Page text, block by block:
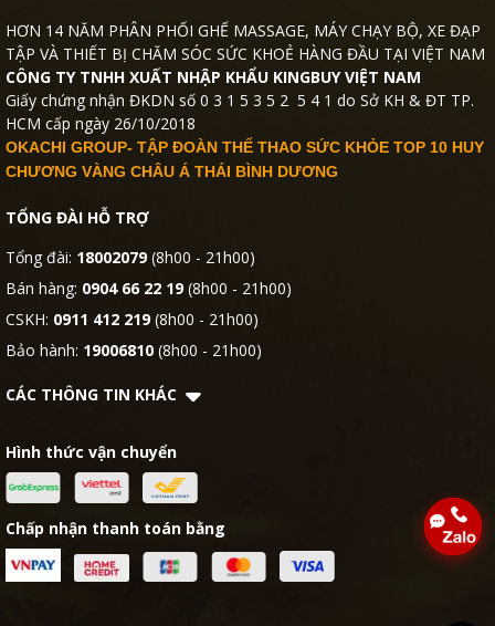
HƠN 14 NĂM PHÂN PHỐI GHẾ MASSAGE, MÁY CHẠY BỘ, XE ĐẠP
TẬP VÀ THIẾT BỊ CHĂM SÓC SỨC KHOẺ HÀNG ĐẦU TẠI VIỆT NAM
CÔNG TY TNHH XUẤT NHẬP KHẨU KINGBUY VIỆT NAM
Giấy chứng nhận ĐKDN số 0 3 1 5 3 5 2 5 4 1 do Sở KH & ĐT TP.
HCM cấp ngày 26/10/2018
OKACHI GROUP- TẬP ĐOÀN THỂ THAO SỨC KHỎE TOP 10 HUY
CHƯƠNG VÀNG CHÂU Á THÁI BÌNH DƯƠNG
TỔNG ĐÀI HỖ TRỢ
Tổng đài: 18002079(8h00 - 21h00)
Bán hàng: 0904 66 22 19(8h00 - 21h00)
CSKH: 0911 412 219(8h00 - 21h00)
Bảo hành: 19006810 (8h00 - 21h00)
CÁC THÔNG TIN KHÁC
Hình thức vận chuyển
Chấp nhận thanh toán bằng